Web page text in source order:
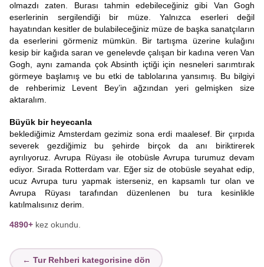
olmazdı zaten. Burası tahmin edebileceğiniz gibi Van Gogh
eserlerinin sergilendiği bir müze. Yalnızca eserleri değil
hayatından kesitler de bulabileceğiniz müze de başka sanatçıların
da eserlerini görmeniz mümkün. Bir tartışma üzerine kulağını
kesip bir kağıda saran ve genelevde çalışan bir kadına veren Van
Gogh, aynı zamanda çok Absinth içtiği için nesneleri sarımtırak
görmeye başlamış ve bu etki de tablolarına yansımış. Bu bilgiyi
de rehberimiz Levent Bey’in ağzından yeri gelmişken size
aktaralım.
Büyük bir heyecanla
beklediğimiz Amsterdam gezimiz sona erdi maalesef. Bir çırpıda
severek gezdiğimiz bu şehirde birçok da anı biriktirerek
ayrılıyoruz. Avrupa Rüyası ile otobüsle Avrupa turumuz devam
ediyor. Sırada Rotterdam var. Eğer siz de otobüsle seyahat edip,
ucuz Avrupa turu yapmak isterseniz, en kapsamlı tur olan ve
Avrupa Rüyası tarafından düzenlenen bu tura kesinlikle
katılmalısınız derim.
4890+ kez okundu.
← Tur Rehberi kategorisine dön